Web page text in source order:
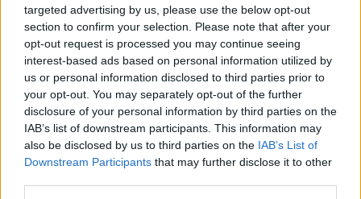
targeted advertising by us, please use the below opt-out
section to confirm your selection. Please note that after your
opt-out request is processed you may continue seeing
interest-based ads based on personal information utilized by
us or personal information disclosed to third parties prior to
your opt-out. You may separately opt-out of the further
disclosure of your personal information by third parties on the
IAB’s list of downstream participants. This information may
also be disclosed by us to third parties on the IAB’s List of
Downstream Participants that may further disclose it to other
Puoi effettuare l'accesso andando nella
sezioneLogindal menù del sito o
cliccandoqui
TEMI: Notizie Gallura
Notizie Santa Teresa
Notizie Sardegna
Ufo Santa Teresa
Inviaci le tue segnalazioni,